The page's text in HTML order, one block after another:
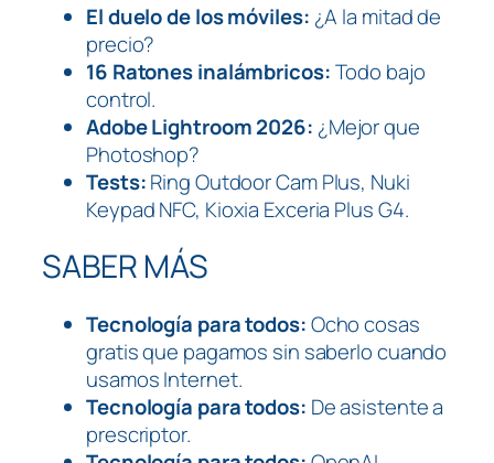
El duelo de los móviles: ¿A la mitad de
precio?
16 Ratones inalámbricos:Todo bajo
control.
Adobe Lightroom 2026: ¿Mejor que
Photoshop?
Tests:Ring Outdoor Cam Plus, Nuki
Keypad NFC, Kioxia Exceria Plus G4.
SABER MÁS
Tecnología para todos:Ocho cosas
gratis que pagamos sin saberlo cuando
usamos Internet.
Tecnología para todos: De asistente a
prescriptor.